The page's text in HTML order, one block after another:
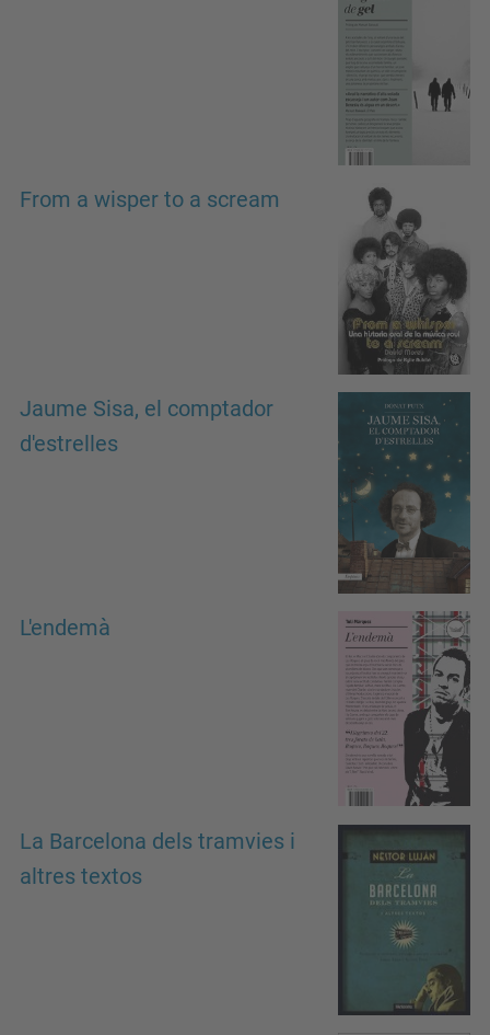
From a wisper to a scream
Jaume Sisa, el comptador
d'estrelles
L'endemà
La Barcelona dels tramvies i
altres textos